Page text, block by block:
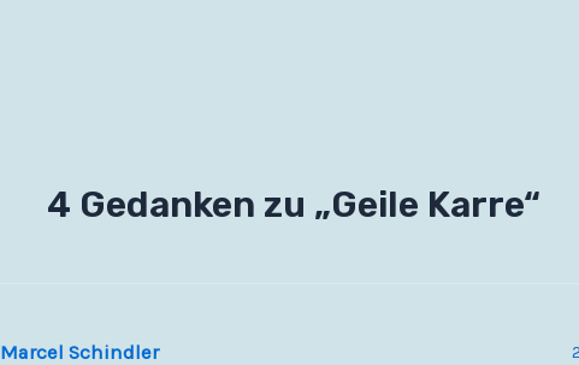
4 Gedanken zu „Geile Karre“
Marcel Schindler